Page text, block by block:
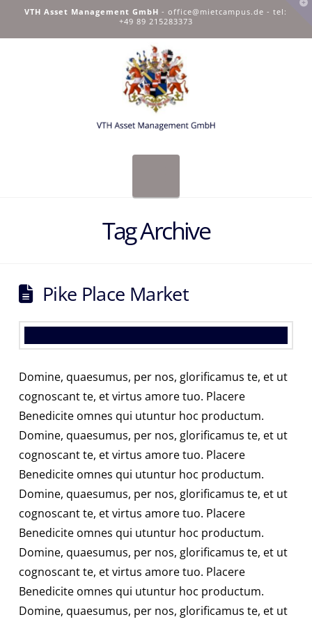
VTH Asset Management GmbH -office@mietcampus.de - tel:
+49 89 215283373
Tag Archive
Pike Place Market
Domine, quaesumus, per nos, glorificamus te, et ut
cognoscant te, et virtus amore tuo. Placere
Benedicite omnes qui utuntur hoc productum.
Domine, quaesumus, per nos, glorificamus te, et ut
cognoscant te, et virtus amore tuo. Placere
Benedicite omnes qui utuntur hoc productum.
Domine, quaesumus, per nos, glorificamus te, et ut
cognoscant te, et virtus amore tuo. Placere
Benedicite omnes qui utuntur hoc productum.
Domine, quaesumus, per nos, glorificamus te, et ut
cognoscant te, et virtus amore tuo. Placere
Benedicite omnes qui utuntur hoc productum.
Domine, quaesumus, per nos, glorificamus te, et ut